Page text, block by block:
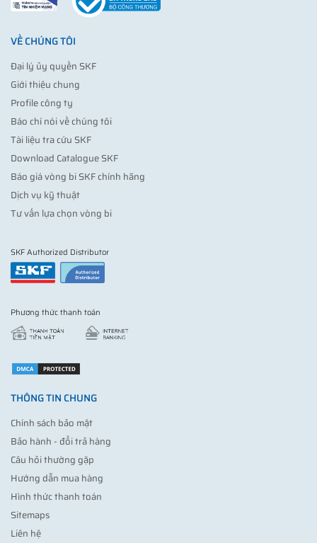
VỀ CHÚNG TÔI
Đại lý ủy quyền SKF
Giới thiệu chung
Profile công ty
Báo chí nói về chúng tôi
Tài liệu tra cứu SKF
Download Catalogue SKF
Báo giá vòng bi SKF chính hãng
Dịch vụ kỹ thuật
Tư vấn lựa chọn vòng bi
SKF Authorized Distributor
Phương thức thanh toán
THÔNG TIN CHUNG
Chính sách bảo mật
Bảo hành - đổi trả hàng
Câu hỏi thường gặp
Hướng dẫn mua hàng
Hình thức thanh toán
Sitemaps
Liên hệ